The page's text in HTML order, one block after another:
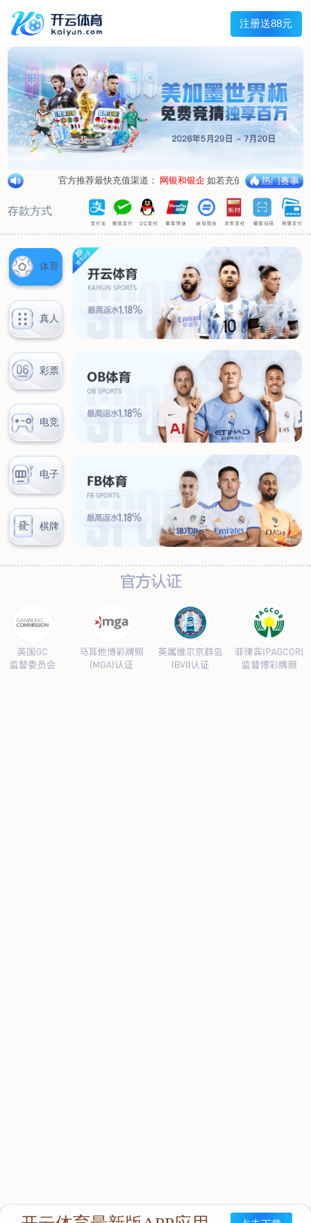
Menu
网站首页
关于我们
产品中心
荣誉资质
厂区设备
人才招聘
新闻中心
销售网点